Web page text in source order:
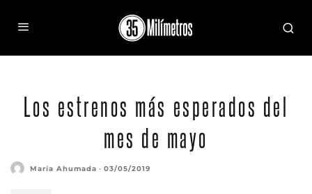
Los estrenos más esperados del
mes de mayo
María Ahumada · 03/05/2019